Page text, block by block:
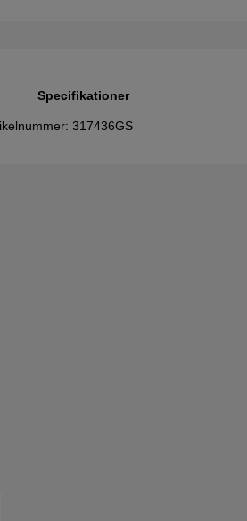
317436GS
Specifikationer